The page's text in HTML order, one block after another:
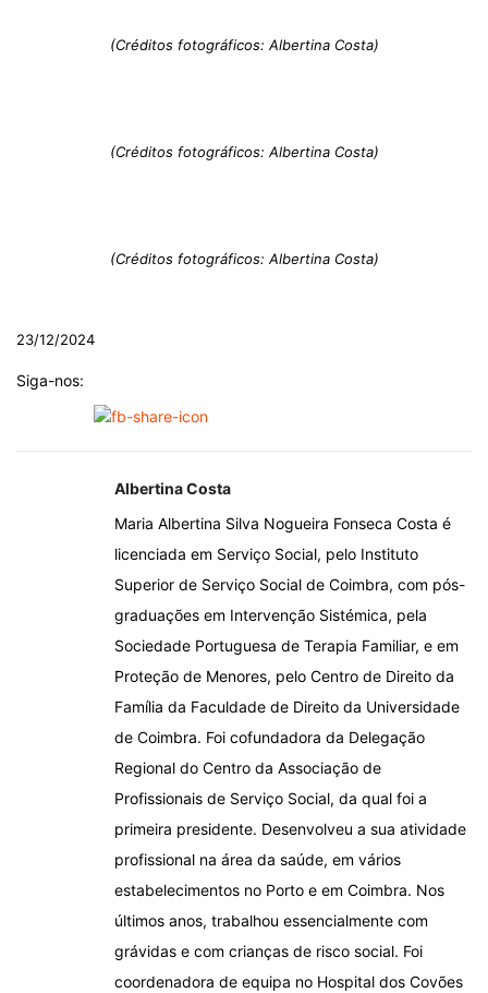
(Créditos fotográficos: Albertina Costa)
(Créditos fotográficos: Albertina Costa)
(Créditos fotográficos: Albertina Costa)
23/12/2024
Siga-nos:
Albertina Costa
Maria Albertina Silva Nogueira Fonseca Costa é
licenciada em Serviço Social, pelo Instituto
Superior de Serviço Social de Coimbra, com pós-
graduações em Intervenção Sistémica, pela
Sociedade Portuguesa de Terapia Familiar, e em
Proteção de Menores, pelo Centro de Direito da
Família da Faculdade de Direito da Universidade
de Coimbra. Foi cofundadora da Delegação
Regional do Centro da Associação de
Profissionais de Serviço Social, da qual foi a
primeira presidente. Desenvolveu a sua atividade
profissional na área da saúde, em vários
estabelecimentos no Porto e em Coimbra. Nos
últimos anos, trabalhou essencialmente com
grávidas e com crianças de risco social. Foi
coordenadora de equipa no Hospital dos Covões